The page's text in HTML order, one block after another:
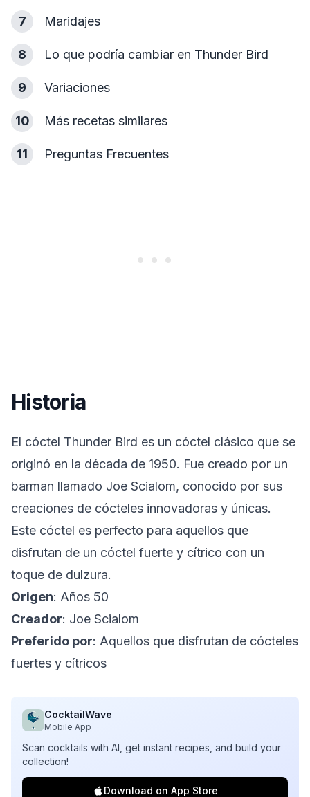
7 Maridajes
8 Lo que podría cambiar en Thunder Bird
9 Variaciones
10 Más recetas similares
11 Preguntas Frecuentes
Historia
El cóctel Thunder Bird es un cóctel clásico que se
originó en la década de 1950. Fue creado por un
barman llamado Joe Scialom, conocido por sus
creaciones de cócteles innovadoras y únicas.
Este cóctel es perfecto para aquellos que
disfrutan de un cóctel fuerte y cítrico con un
toque de dulzura.
Origen: Años 50
Creador: Joe Scialom
Preferido por: Aquellos que disfrutan de cócteles
fuertes y cítricos
CocktailWave
Mobile App
Scan cocktails with AI, get instant recipes, and build your
collection!
Download on App Store